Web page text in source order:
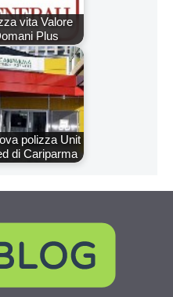
vita Valore
Plus
polizza Unit
di Cariparma